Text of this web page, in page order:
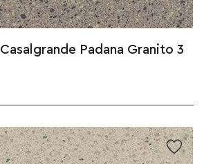
Padana Granito 3